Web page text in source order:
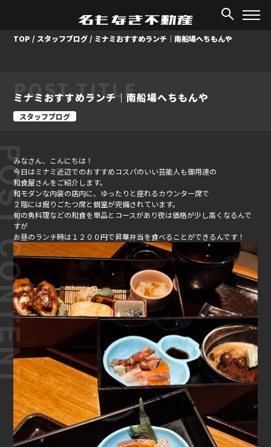
TOP / スタッフブログ / ミナミおすすめランチ｜南船場へちもんや
POST TITLE
ミナミおすすめランチ｜南船場へちもんや
スタッフブログ
みなさん、こんにちは！
今日はミナミ近辺でのおすすめコスパのいい芸能人も御用達の
和食屋さんをご紹介します。
和モダンな内装の店内に、ゆったりと座れるカウンター席で
２階には掘りごたつ席と個室が完備されています。
旬の魚料理などの和食を単品とコースがあり夜は価格が少し高くなるんで
すが
お昼のランチ時は１２００円で昇華弁当を食べることができるんです！